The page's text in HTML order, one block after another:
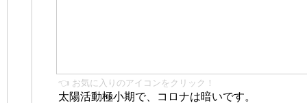
👈 お気に入りのアイコンをクリック！
太陽活動極小期で、コロナは暗いです。